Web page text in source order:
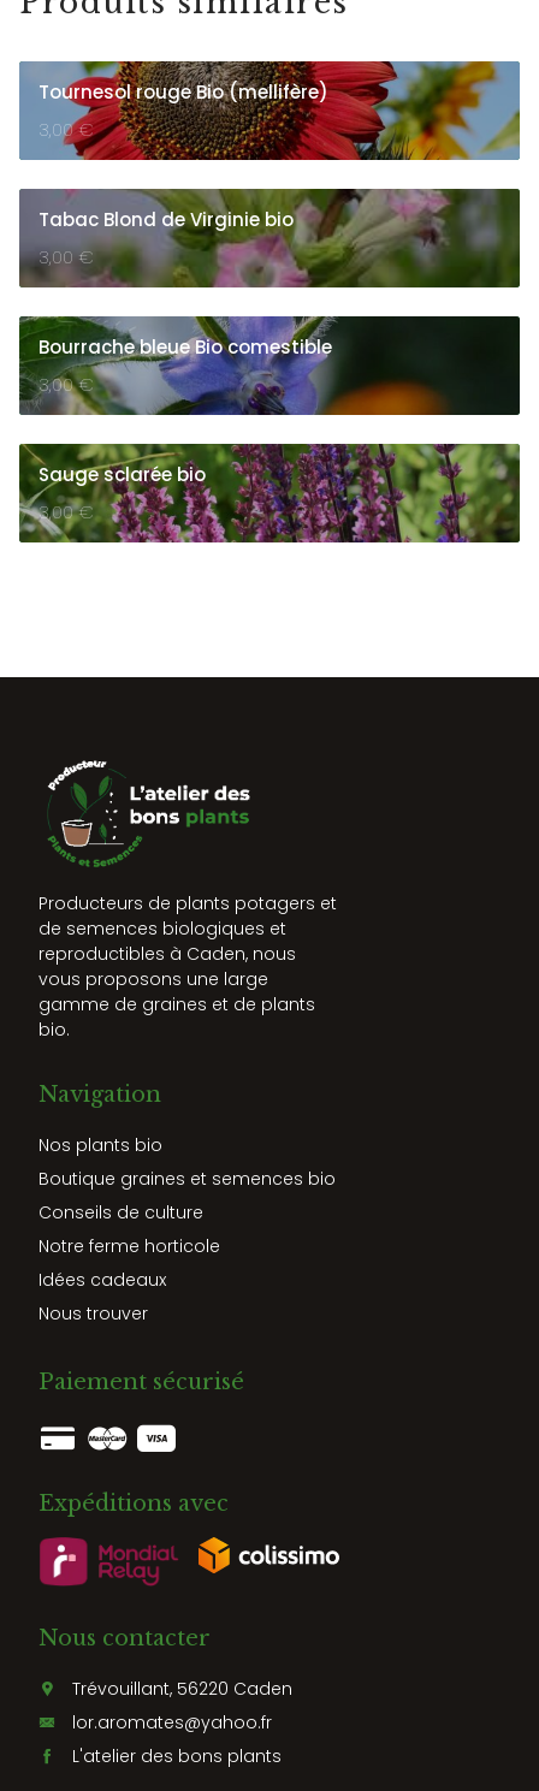
Tournesol rouge Bio (mellifère)
3,00€
Tabac Blond de Virginie bio
3,00€
Bourrache bleue Bio comestible
3,00€
Sauge sclarée bio
3,00€
Producteurs de plants potagers et
de semences biologiques et
reproductibles à Caden, nous
vous proposons une large
gamme de graines et de plants
bio.
Navigation
Nos plants bio
Boutique graines et semences bio
Conseils de culture
Notre ferme horticole
Idées cadeaux
Nous trouver
Paiement sécurisé
Expéditions avec
Nous contacter
Trévouillant, 56220 Caden
lor.aromates@yahoo.fr
L'atelier des bons plants